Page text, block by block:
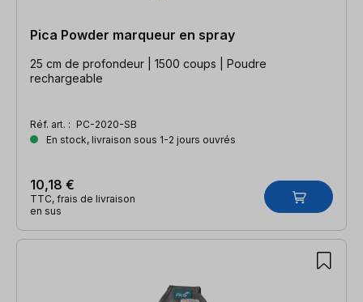
Pica Powder marqueur en spray
25 cm de profondeur | 1500 coups | Poudre
rechargeable
Réf. art. : PC-2020-SB
En stock, livraison sous 1-2 jours ouvrés
10,18 €
TTC, frais de livraison
en sus